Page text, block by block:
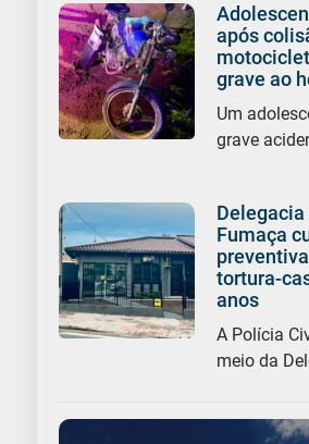
após
grave ao
Um
grave
Fumaça
tortura-
anos
A Polícia
meio da